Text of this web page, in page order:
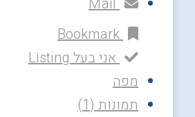
אני בעל Listing
מפה
תמונות (1)